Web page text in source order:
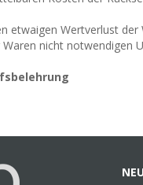
etwaigen Wertverlust
nicht notwendigen